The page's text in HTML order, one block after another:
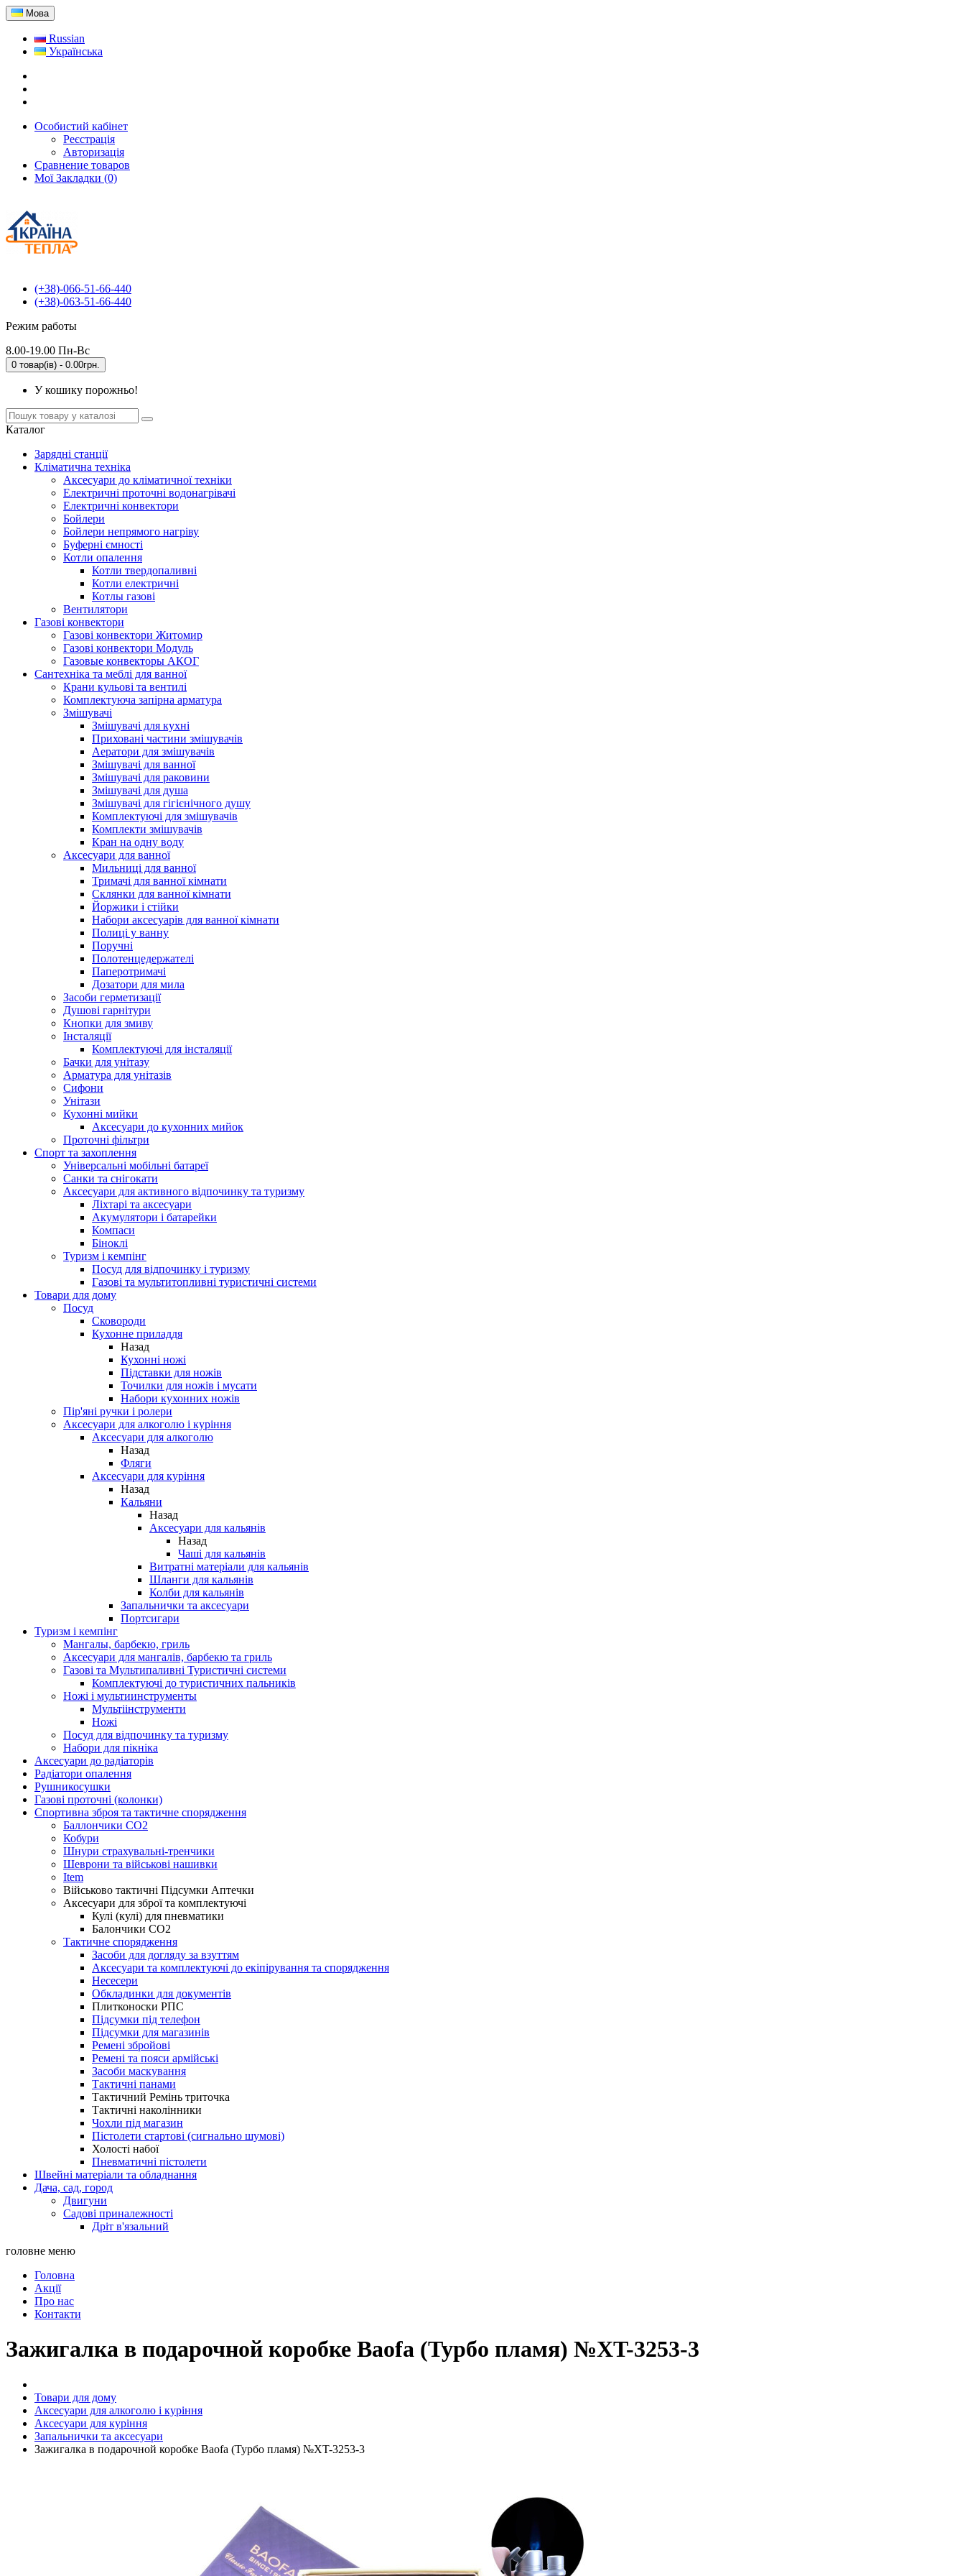
Мова
Russian
Українська
Особистий кабінет
Реєстрація
Авторизація
Сравнение товаров
Мої Закладки (0)
(+38)-066-51-66-440
(+38)-063-51-66-440
Режим работы
8.00-19.00 Пн-Вс
0 товар(ів) - 0.00грн.
У кошику порожньо!
Каталог
Зарядні станції
Кліматична техніка
Аксесуари до кліматичної техніки
Електричні проточні водонагрівачі
Електричні конвектори
Бойлери
Бойлери непрямого нагріву
Буферні ємності
Котли опалення
Котли твердопаливні
Котли електричні
Котлы газові
Вентилятори
Газові конвектори
Газові конвектори Житомир
Газові конвектори Модуль
Газовые конвекторы АКОГ
Сантехніка та меблі для ванної
Крани кульові та вентилі
Комплектуюча запірна арматура
Змішувачі
Змішувачі для кухні
Приховані частини змішувачів
Аератори для змішувачів
Змішувачі для ванної
Змішувачі для раковини
Змішувачі для душа
Змішувачі для гігієнічного душу
Комплектуючі для змішувачів
Комплекти змішувачів
Кран на одну воду
Аксесуари для ванної
Мильниці для ванної
Тримачі для ванної кімнати
Склянки для ванної кімнати
Йоржики і стійки
Набори аксесуарів для ванної кімнати
Полиці у ванну
Поручні
Полотенцедержателі
Паперотримачі
Дозатори для мила
Засоби герметизації
Душові гарнітури
Кнопки для змиву
Інсталяції
Комплектуючі для інсталяції
Бачки для унітазу
Арматура для унітазів
Сифони
Унітази
Кухонні мийки
Аксесуари до кухонних мийок
Проточні фільтри
Спорт та захоплення
Універсальні мобільні батареї
Санки та снігокати
Аксесуари для активного відпочинку та туризму
Ліхтарі та аксесуари
Акумулятори і батарейки
Компаси
Біноклі
Туризм і кемпінг
Посуд для відпочинку і туризму
Газові та мультитопливні туристичні системи
Товари для дому
Посуд
Сковороди
Кухонне приладдя
Назад
Кухонні ножі
Підставки для ножів
Точилки для ножів і мусати
Набори кухонних ножів
Пір'яні ручки і ролери
Аксесуари для алкоголю і куріння
Аксесуари для алкоголю
Назад
Фляги
Аксесуари для куріння
Назад
Кальяни
Назад
Аксесуари для кальянів
Назад
Чаші для кальянів
Витратні матеріали для кальянів
Шланги для кальянів
Колби для кальянів
Запальнички та аксесуари
Портсигари
Туризм і кемпінг
Мангалы, барбекю, гриль
Аксесуари для мангалів, барбекю та гриль
Газові та Мультипаливні Туристичні системи
Комплектуючі до туристичних пальників
Ножі і мультиинструменты
Мультіінструменти
Ножі
Посуд для відпочинку та туризму
Набори для пікніка
Аксесуари до радіаторів
Радіатори опалення
Рушникосушки
Газові проточні (колонки)
Спортивна зброя та тактичне спорядження
Баллончики CO2
Кобури
Шнури страхувальні-тренчики
Шеврони та військові нашивки
Item
Військово тактичні Підсумки Аптечки
Аксесуари для зброї та комплектуючі
Кулі (кулі) для пневматики
Балончики CO2
Тактичне спорядження
Засоби для догляду за взуттям
Аксесуари та комплектуючі до екіпірування та спорядження
Несесери
Обкладинки для документів
Плитконоски РПС
Підсумки під телефон
Підсумки для магазинів
Ремені збройові
Ремені та пояси армійські
Засоби маскування
Тактичні панами
Тактичний Ремінь триточка
Тактичні наколінники
Чохли під магазин
Пістолети стартові (сигнально шумові)
Холості набої
Пневматичні пістолети
Швейні матеріали та обладнання
Дача, сад, город
Двигуни
Садові приналежності
Дріт в'язальний
головне меню
Головна
Акції
Про нас
Контакти
Зажигалка в подарочной коробке Baofa (Турбо пламя) №XT-3253-3
Товари для дому
Аксесуари для алкоголю і куріння
Аксесуари для куріння
Запальнички та аксесуари
Зажигалка в подарочной коробке Baofa (Турбо пламя) №XT-3253-3